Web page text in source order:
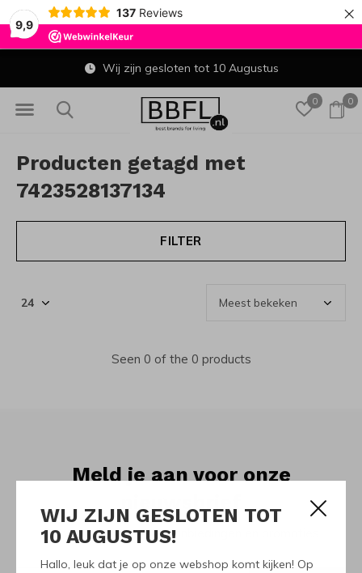
9,9
137 Reviews ×
WIJ ZIJN GESLOTEN TOT
10 AUGUSTUS!
Hallo, leuk dat je op onze webshop komt kijken! Op
0 0
Wij zijn gesloten tot 10 Augustus
Producten getagd met
7423528137134
FILTER
Seen 0 of the 0 products
Meld je aan voor onze
Ontvang de nieuwste aanbiedingen en promoties